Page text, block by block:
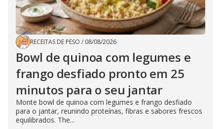
RECEITAS DE PESO / 08/08/2026
Bowl de quinoa com legumes e
frango desfiado pronto em 25
minutos para o seu jantar
Monte bowl de quinoa com legumes e frango desfiado
para o jantar, reunindo proteínas, fibras e sabores frescos
equilibrados. The...